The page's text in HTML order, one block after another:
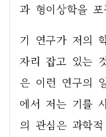
과 형이상학을
기 연구가 저의
자리 잡고 있는
은 이런 연구의
에서 저는 기를
의 관심은 과학